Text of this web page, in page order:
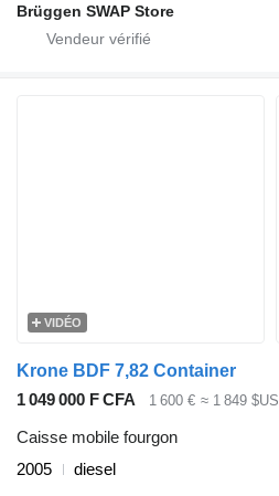
Brüggen SWAP Store
VIDÉO
Krone BDF 7,82 Container
1 049 000 F CFA
1 600 € ≈ 1 849 $US
Caisse mobile fourgon
2005
diesel